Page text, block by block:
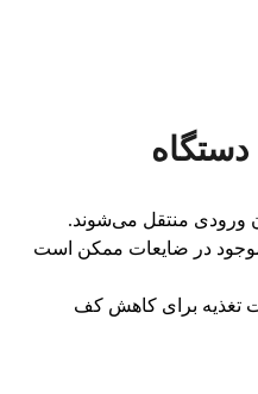
ورودی منتقل می‌شوند.
در ضایعات ممکن است
تغذیه برای کاهش کف